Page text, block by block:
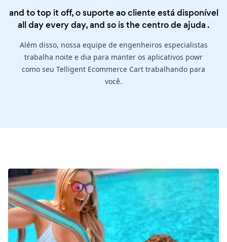
and to top it off, o suporte ao cliente está disponível
all day every day, and so is thecentro de ajuda .
Além disso, nossa equipe de engenheiros especialistas
trabalha noite e dia para manter os aplicativos powr
como seu Telligent Ecommerce Cart trabalhando para
você.